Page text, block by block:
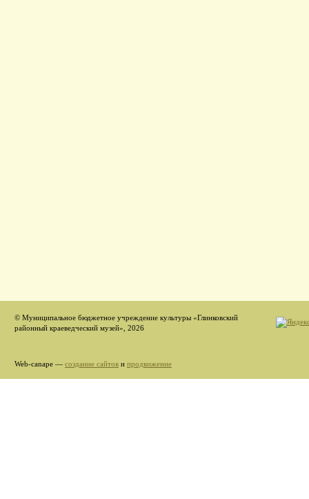
© Муниципальное бюджетное учреждение культуры «Глинковский
районный краеведческий музей», 2026
Web-canape — создание сайтов и продвижение